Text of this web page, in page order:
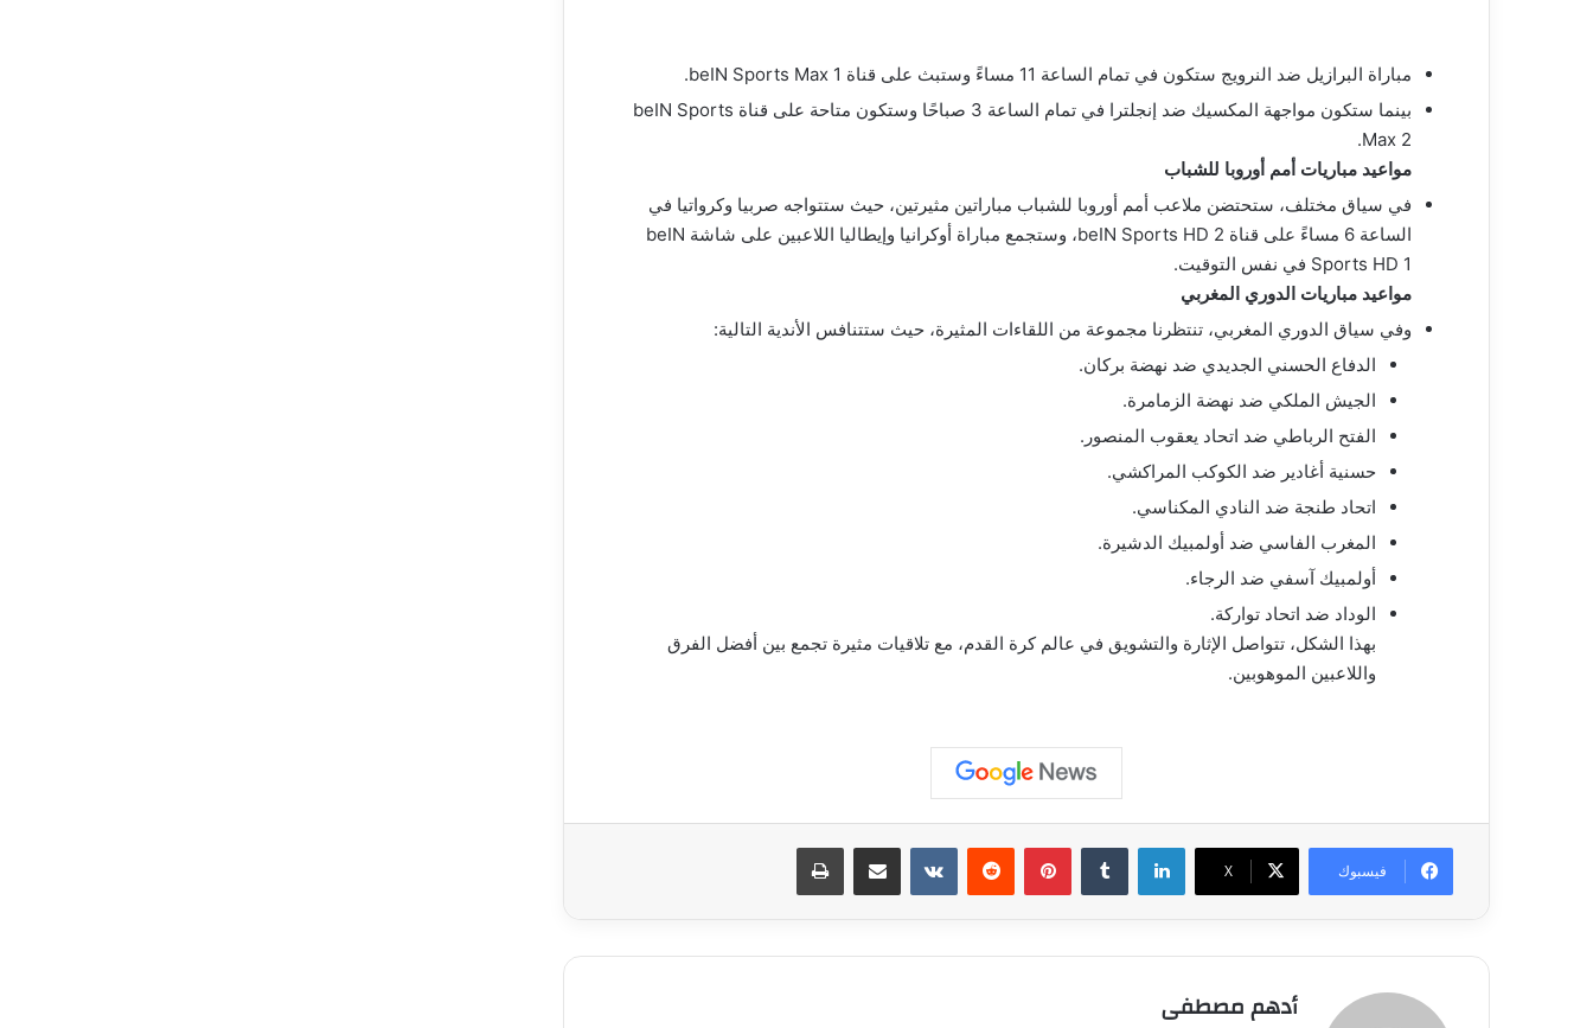
مباراة البرازيل ضد النرويج ستكون في تمام الساعة 11 مساءً وستبث على قناة beIN Sports Max 1.
بينما ستكون مواجهة المكسيك ضد إنجلترا في تمام الساعة 3 صباحًا وستكون متاحة على قناة beIN Sports
Max 2.
مواعيد مباريات أمم أوروبا للشباب
في سياق مختلف، ستحتضن ملاعب أمم أوروبا للشباب مباراتين مثيرتين، حيث ستتواجه صربيا وكرواتيا في
الساعة 6 مساءً على قناة beIN Sports HD 2، وستجمع مباراة أوكرانيا وإيطاليا اللاعبين على شاشة beIN
Sports HD 1 في نفس التوقيت.
مواعيد مباريات الدوري المغربي
وفي سياق الدوري المغربي، تنتظرنا مجموعة من اللقاءات المثيرة، حيث ستتنافس الأندية التالية:
الدفاع الحسني الجديدي ضد نهضة بركان.
الجيش الملكي ضد نهضة الزمامرة.
الفتح الرباطي ضد اتحاد يعقوب المنصور.
حسنية أغادير ضد الكوكب المراكشي.
اتحاد طنجة ضد النادي المكناسي.
المغرب الفاسي ضد أولمبيك الدشيرة.
أولمبيك آسفي ضد الرجاء.
الوداد ضد اتحاد تواركة.
بهذا الشكل، تتواصل الإثارة والتشويق في عالم كرة القدم، مع تلاقيات مثيرة تجمع بين أفضل الفرق
واللاعبين الموهوبين.
فيسبوك ‫X
لينكدإن بينتيريست مشاركة عبر البريد طباعة
أدهم مصطفى